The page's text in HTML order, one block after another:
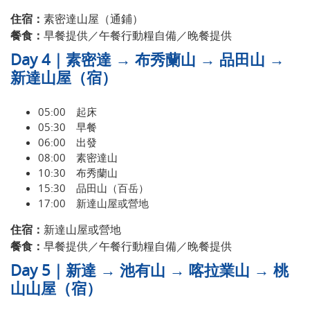
住宿： 素密達山屋（通鋪）
餐食： 早餐提供／午餐行動糧自備／晚餐提供
Day 4｜素密達 → 布秀蘭山 → 品田山 →
新達山屋（宿）
05:00 起床
05:30 早餐
06:00 出發
08:00 素密達山
10:30 布秀蘭山
15:30 品田山（百岳）
17:00 新達山屋或營地
住宿： 新達山屋或營地
餐食： 早餐提供／午餐行動糧自備／晚餐提供
Day 5｜新達 → 池有山 → 喀拉業山 → 桃
山山屋（宿）